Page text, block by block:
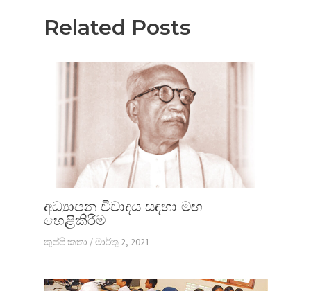
Related Posts
අධ්‍යාපන විවාදය සඳහා මඟ
හෙළිකිරීම
කුප්පි කතා /මාර්තු 2, 2021